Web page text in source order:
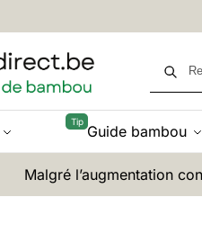
Guide bambou
Malgré l’augmentation